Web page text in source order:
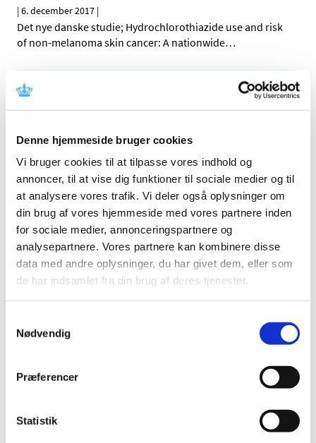
Denne hjemmeside bruger cookies
Vi bruger cookies til at tilpasse vores indhold og
annoncer, til at vise dig funktioner til sociale medier og til
at analysere vores trafik. Vi deler også oplysninger om
din brug af vores hjemmeside med vores partnere inden
for sociale medier, annonceringspartnere og
analysepartnere. Vores partnere kan kombinere disse
data med andre oplysninger, du har givet dem, eller som
de har indsamlet fra din brug af deres tjenester.
Nødvendig
Præferencer
Statistik
|6. december 2017 |
Det nye danske studie; Hydrochlorothiazide use and risk
of non-melanoma skin cancer: A nationwide…
Alle (162)
2026 (5)
2025 (8)
2024 (11)
2023 (7)
2022 (2)
2021 (15)
2020 (32)
2019 (12)
december (2)
september (3)
juni (1)